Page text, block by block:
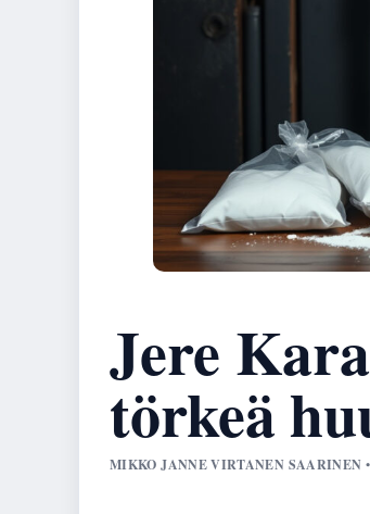
Jere
törkeä
MIKKO JANNE VIRTANEN SAARINEN